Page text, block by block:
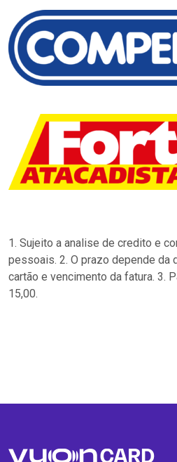
1. Sujeito a analise de credito e
pessoais. 2. O prazo depende da
cartão e vencimento da fatura. 3.
15,00.